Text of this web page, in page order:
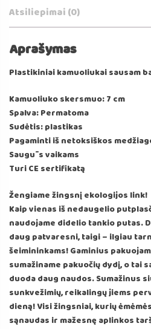
Atsiliepimai (0)
Aprašymas
Plastikiniai kamuoliukai sausam
Kamuoliuko skersmuo: 7 cm
Spalva: Permatoma
Sudėtis: plastikas
Pagaminti iš netoksiškos
Saugūs vaikams
Turi CE sertifikatą
Žengiame žingsnį ekologijos link!
Kaip vienas iš nedaugelio
naudojame didelio tankio putas.
daug patvaresni, taigi – ilgiau
šeimininkams! Gaminius
sumažiname pakuočių dydį, o tai
duoda daug naudos. Sumažinus
sunkvežimių, reikalingų jiems
dieną! Visi žingsniai, kurių
sąnaudas ir mažesnę aplinkos